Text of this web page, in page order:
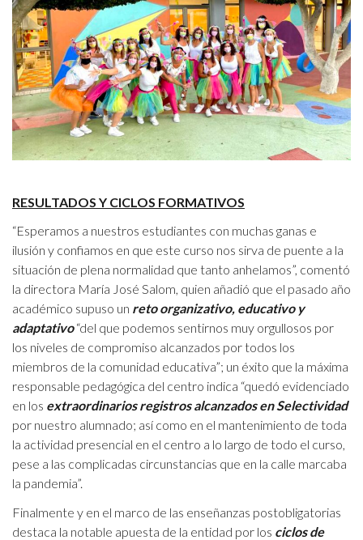
RESULTADOS Y CICLOS FORMATIVOS
“Esperamos a nuestros estudiantes con muchas ganas e
ilusión y confiamos en que este curso nos sirva de puente a la
situación de plena normalidad que tanto anhelamos”, comentó
la directora María José Salom, quien añadió que el pasado año
académico supuso un reto organizativo, educativo y
adaptativo“del que podemos sentirnos muy orgullosos por
los niveles de compromiso alcanzados por todos los
miembros de la comunidad educativa”; un éxito que la máxima
responsable pedagógica del centro indica “quedó evidenciado
en los extraordinarios registros alcanzados en Selectividad
por nuestro alumnado; así como en el mantenimiento de toda
la actividad presencial en el centro a lo largo de todo el curso,
pese a las complicadas circunstancias que en la calle marcaba
la pandemia”.
Finalmente y en el marco de las enseñanzas postobligatorias
destaca la notable apuesta de la entidad por los ciclos de